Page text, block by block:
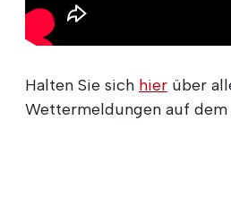
Halten Sie sich hier über
Wettermeldungen auf dem